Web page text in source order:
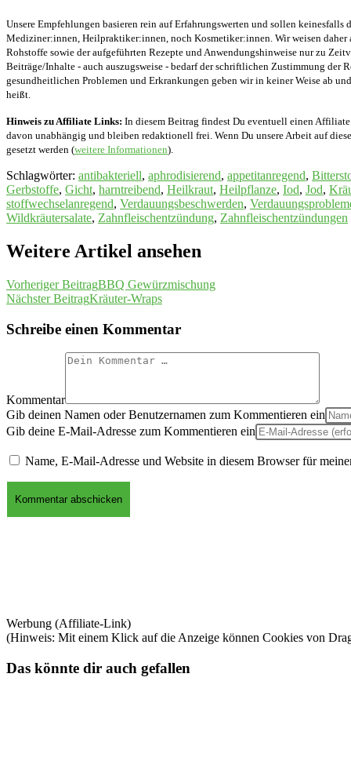
Unsere Empfehlungen basieren rein auf Erfahrungswerten und sollen
Mediziner:innen, Heilpraktiker:innen, noch Kosmetiker:innen. Wir weisen daher
Rohstoffe sowie der aufgeführten Rezepte und Anwendungshinweise nur zu
Beiträge/Inhalte - auch auszugsweise - bedarf der schriftlichen Zustimmung
gesundheitlichen Problemen und Erkrankungen geben wir in keiner Weise ab
heißt.
Hinweis zu Affiliate Links: In diesem Beitrag findest Du eventuell einen
davon unabhängig und bleiben redaktionell frei. Wenn Du unsere Arbeit auf
gesetzt werden (weitere Informationen).
Schlagwörter: antibakteriell, aphrodisierend, appetitanregend,
Gerbstoffe, Gicht, harntreibend, Heilkraut, Heilpflanze, Iod, Jod,
stoffwechselanregend, Verdauungsbeschwerden,
Wildkräutersalate, Zahnfleischentzündung, Zahnfleischentzündungen
Weitere Artikel ansehen
Vorheriger BeitragBBQ Gewürzmischung
Nächster BeitragKräuter-Wraps
Schreibe einen Kommentar
Kommentar
Gib deinen Namen oder Benutzernamen zum Kommentieren ein
Gib deine E-Mail-Adresse zum Kommentieren ein
Name, E-Mail-Adresse und Website in diesem Browser für
Werbung (Affiliate-Link)
(Hinweis: Mit einem Klick auf die Anzeige können Cookies von
Das könnte dir auch gefallen